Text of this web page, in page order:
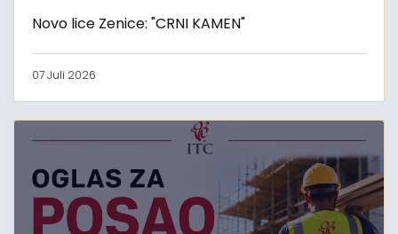
Novo lice Zenice: "CRNI KAMEN"
07 Juli 2026